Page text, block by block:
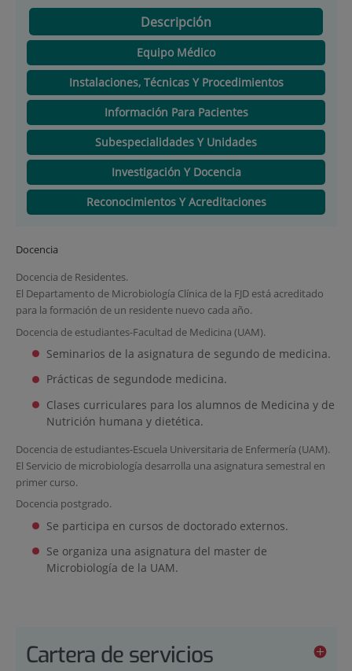
Descripción
Equipo Médico
Instalaciones, Técnicas Y Procedimientos
Información Para Pacientes
Subespecialidades Y Unidades
Investigación Y Docencia
Reconocimientos Y Acreditaciones
Docencia
Docencia de Residentes.
El Departamento de Microbiología Clínica de la FJD está acreditado
para la formación de un residente nuevo cada año.
Docencia de estudiantes-Facultad de Medicina (UAM).
Seminarios de la asignatura de segundo de medicina.
Prácticas de segundode medicina.
Clases curriculares para los alumnos de Medicina y de
Nutrición humana y dietética.
Docencia de estudiantes-Escuela Universitaria de Enfermería (UAM).
El Servicio de microbiología desarrolla una asignatura semestral en
primer curso.
Docencia postgrado.
Se participa en cursos de doctorado externos.
Se organiza una asignatura del master de
Microbiología de la UAM.
Cartera de servicios